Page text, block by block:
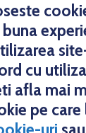
cu
afla mai
pe
Direcția